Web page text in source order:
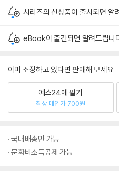
시리즈의 신상품이 출시되면 알
eBook이 출간되면 알려드립니
이미 소장하고 있다면 판매해 보세요.
예스24에 팔기
최상 매입가 700원
국내배송만 가능
문화비소득공제 가능